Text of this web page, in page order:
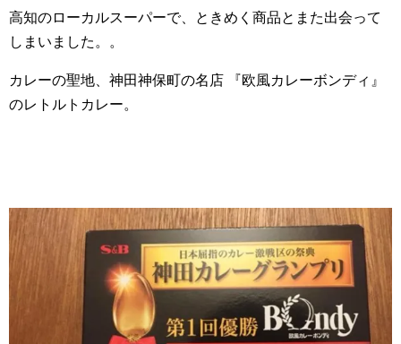
高知のローカルスーパーで、ときめく商品とまた出会って
しまいました。。
カレーの聖地、神田神保町の名店 『欧風カレーボンディ』
のレトルトカレー。